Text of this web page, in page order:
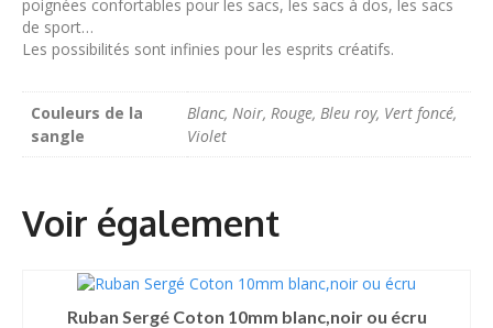
poignées confortables pour les sacs, les sacs à dos, les sacs
de sport…
Les possibilités sont infinies pour les esprits créatifs.
Couleurs de la
sangle
Blanc, Noir, Rouge, Bleu roy, Vert foncé,
Violet
Ruban Sergé Coton 10mm blanc,noir ou écru